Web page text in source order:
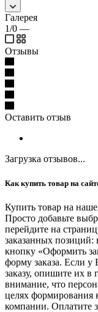
Галерея
1/0 —
Отзывы
Оставить отзыв
Загрузка отзывов...
Как купить товар на
Купить товар на
Просто добавьте
перейдите на
заказанных позиций:
кнопку «Оформить
форму заказа. Если у
заказу, опишите их
внимание, что
целях формирования
компании. Оплатите